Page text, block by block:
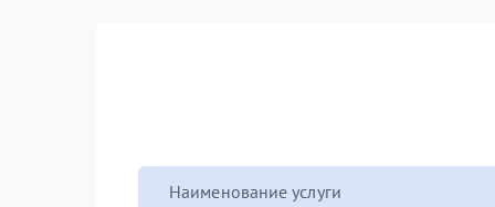
Наименование услуги